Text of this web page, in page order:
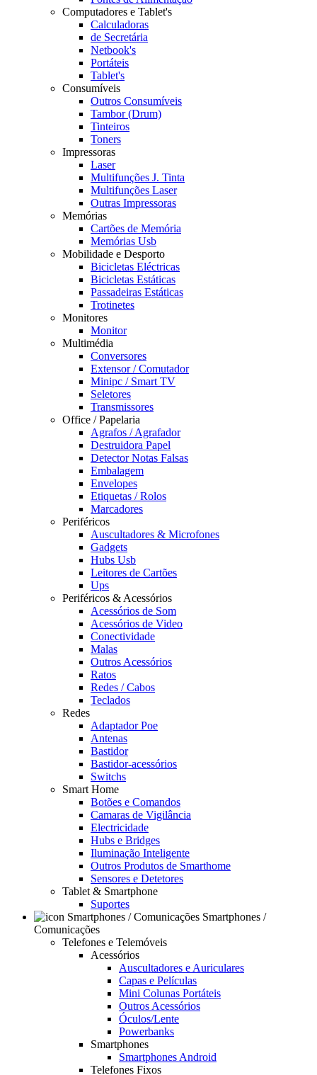
Computadores e Tablet's
Calculadoras
de Secretária
Netbook's
Portáteis
Tablet's
Consumíveis
Outros Consumíveis
Tambor (Drum)
Tinteiros
Toners
Impressoras
Laser
Multifunções J. Tinta
Multifunções Laser
Outras Impressoras
Memórias
Cartões de Memória
Memórias Usb
Mobilidade e Desporto
Bicicletas Eléctricas
Bicicletas Estáticas
Passadeiras Estáticas
Trotinetes
Monitores
Monitor
Multimédia
Conversores
Extensor / Comutador
Minipc / Smart TV
Seletores
Transmissores
Office / Papelaria
Agrafos / Agrafador
Destruidora Papel
Detector Notas Falsas
Embalagem
Envelopes
Etiquetas / Rolos
Marcadores
Periféricos
Auscultadores & Microfones
Gadgets
Hubs Usb
Leitores de Cartões
Ups
Periféricos & Acessórios
Acessórios de Som
Acessórios de Video
Conectividade
Malas
Outros Acessórios
Ratos
Redes / Cabos
Teclados
Redes
Adaptador Poe
Antenas
Bastidor
Bastidor-acessórios
Switchs
Smart Home
Botões e Comandos
Camaras de Vigilância
Electricidade
Hubs e Bridges
Iluminação Inteligente
Outros Produtos de Smarthome
Sensores e Detetores
Tablet & Smartphone
Suportes
Smartphones /
Comunicações
Telefones e Telemóveis
Acessórios
Auscultadores e Auriculares
Capas e Películas
Mini Colunas Portáteis
Outros Acessórios
Óculos/Lente
Powerbanks
Smartphones
Smartphones Android
Telefones Fixos